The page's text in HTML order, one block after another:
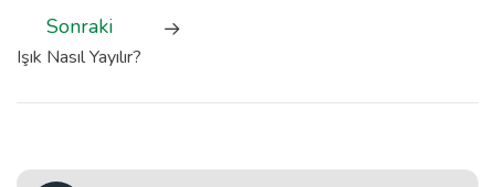
Sonraki
Işık Nasıl Yayılır?